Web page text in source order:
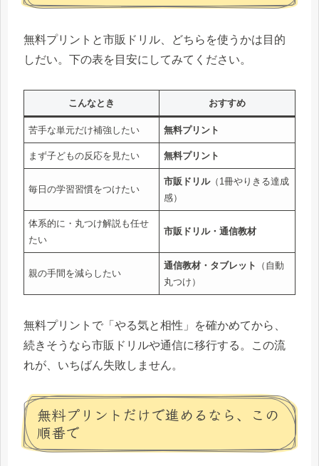
無料プリントと市販ドリル、どちらを使うかは目的
しだい。下の表を目安にしてみてください。
こんなとき おすすめ
苦手な単元だけ補強したい 無料プリント
まず子どもの反応を見たい 無料プリント
毎日の学習習慣をつけたい
市販ドリル（1冊やりきる達成
感）
体系的に・丸つけ解説も任せ
たい
市販ドリル・通信教材
親の手間を減らしたい
通信教材・タブレット
（自動
丸つけ）
無料プリントで「やる気と相性」を確かめてから、
続きそうなら市販ドリルや通信に移行する。この流
れが、いちばん失敗しません。
無料プリントだけで進めるなら、この
順番で